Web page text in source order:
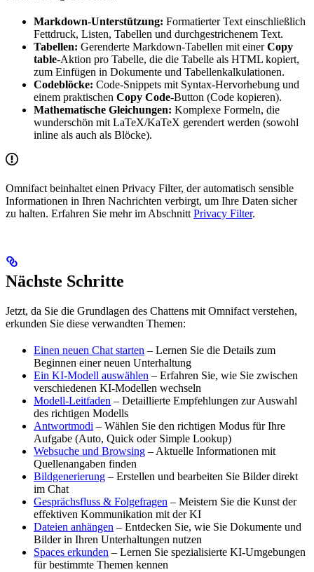
Markdown-Unterstützung: Formatierter Text einschließlich
Fettdruck, Listen, Tabellen und durchgestrichenem Text.
Tabellen: Gerenderte Markdown-Tabellen mit einerCopy
table-Aktion pro Tabelle, die die Tabelle als HTML kopiert,
zum Einfügen in Dokumente und Tabellenkalkulationen.
Codeblöcke: Code-Snippets mit Syntax-Hervorhebung und
einem praktischen Copy Code-Button (Code kopieren).
Mathematische Gleichungen: Komplexe Formeln, die
wunderschön mit LaTeX/KaTeX gerendert werden (sowohl
inline als auch als Blöcke).
Omnifact beinhaltet einen Privacy Filter, der automatisch sensible
Informationen in Ihren Nachrichten verbirgt, um Ihre Daten sicher
zu halten. Erfahren Sie mehr im Abschnitt Privacy Filter.
Nächste Schritte
Jetzt, da Sie die Grundlagen des Chattens mit Omnifact verstehen,
erkunden Sie diese verwandten Themen:
Einen neuen Chat starten – Lernen Sie die Details zum
Beginnen einer neuen Unterhaltung
Ein KI-Modell auswählen – Erfahren Sie, wie Sie zwischen
verschiedenen KI-Modellen wechseln
Modell-Leitfaden – Detaillierte Empfehlungen zur Auswahl
des richtigen Modells
Antwortmodi – Wählen Sie den richtigen Modus für Ihre
Aufgabe (Auto, Quick oder Simple Lookup)
Websuche und Browsing – Aktuelle Informationen mit
Quellenangaben finden
Bildgenerierung – Erstellen und bearbeiten Sie Bilder direkt
im Chat
Gesprächsfluss & Folgefragen – Meistern Sie die Kunst der
effektiven Kommunikation mit der KI
Dateien anhängen – Entdecken Sie, wie Sie Dokumente und
Bilder in Ihren Unterhaltungen nutzen
Spaces erkunden – Lernen Sie spezialisierte KI-Umgebungen
für bestimmte Themen kennen